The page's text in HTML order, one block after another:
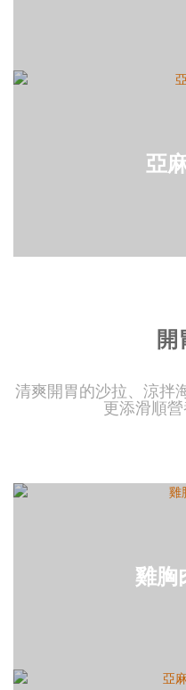
亞
開
清爽開胃的沙拉、涼拌
更添滑順
雞胸